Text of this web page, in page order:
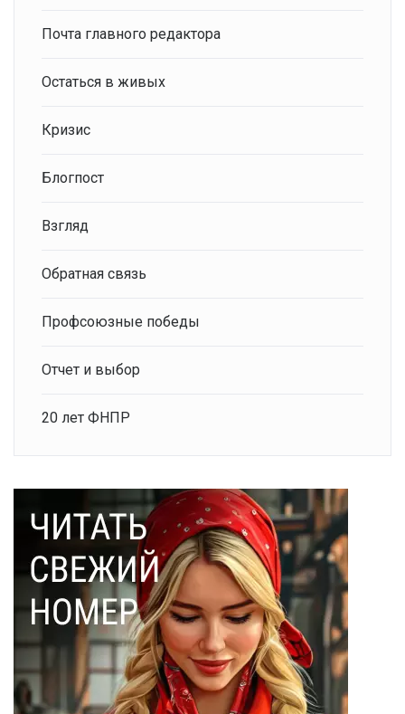
Почта главного редактора
Остаться в живых
Кризис
Блогпост
Взгляд
Обратная связь
Профсоюзные победы
Отчет и выбор
20 лет ФНПР